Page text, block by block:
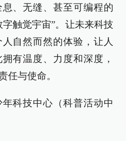
、无缝、甚至可编程的
触觉宇宙”。让未来科技
自然而然的体验，让人
有温度、力度和深度，
任与使命。
科技中心（科普活动中